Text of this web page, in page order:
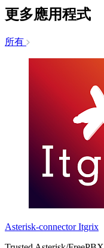
更多應用程式
所有
Asterisk-connector Itgrix